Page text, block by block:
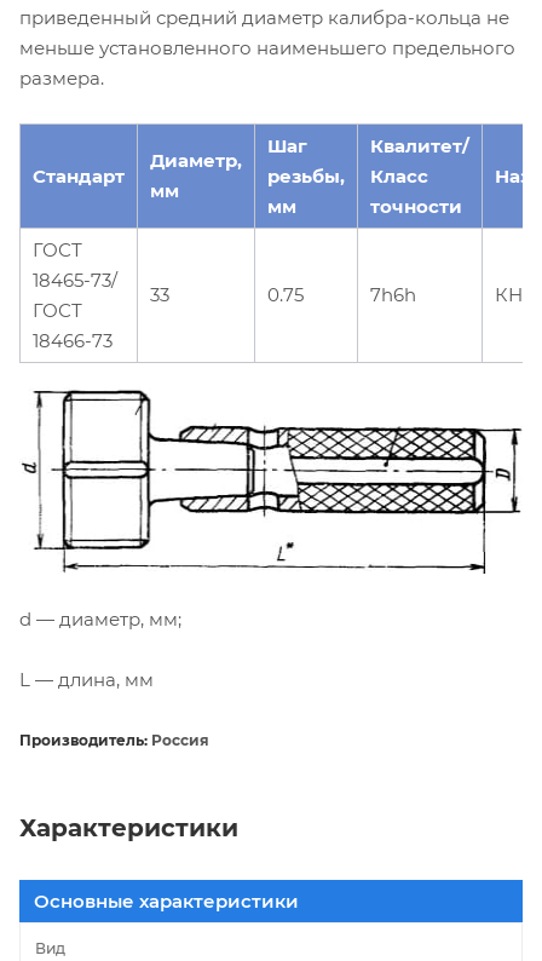
приведенный средний диаметр калибра-кольца не
меньше установленного наименьшего предельного
размера.
Стандарт
Диаметр,
мм
Шаг
резьбы,
мм
Квалитет/
Класс
точности
ГОСТ
18465-73/
ГОСТ
18466-73
33 0.75 7h6h
d — диаметр, мм;
L — длина, мм
Производитель: Россия
Характеристики
Основные характеристики
Вид